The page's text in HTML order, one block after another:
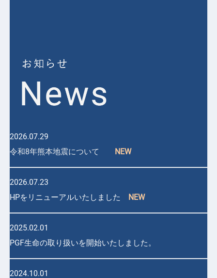
2026.07.29
令和8年熊本地震について
NEW
2026.07.23
HPをリニューアルいたしました NEW
2025.02.01
PGF生命の取り扱いを開始いたしました。
2024.10.01